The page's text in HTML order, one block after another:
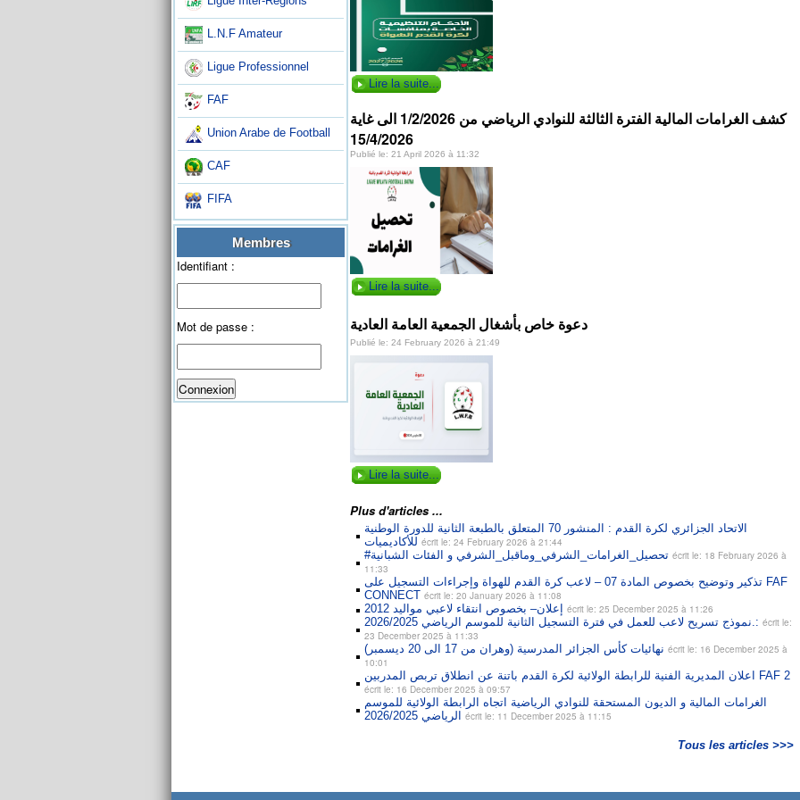
L.N.F Amateur
Ligue Professionnel
FAF
Union Arabe de Football
CAF
FIFA
Membres
Identifiant :
Mot de passe :
Lire la suite...
كشف الغرامات المالية الفترة الثالثة للنوادي الرياضي من 1/2/2026 الى غاية
15/4/2026
Publié le: 21 April 2026 à 11:32
Lire la suite...
دعوة خاص بأشغال الجمعية العامة العادية
Publié le: 24 February 2026 à 21:49
Lire la suite...
Plus d'articles ...
الاتحاد الجزائري لكرة القدم : المنشور 70 المتعلق بالطبعة الثانية للدورة الوطنية
écrit le: 24 February 2026 à 21:44
écrit le: 18 February 2026 à
11:33
تذكير وتوضيح بخصوص المادة 07 – لاعب كرة القدم للهواة وإجراءات التسجيل على FAF
CONNECT écrit le: 20 January 2026 à 11:08
écrit le: 25 December 2025 à 11:26
نموذج تسريح لاعب للعمل في فترة التسجيل الثانية للموسم الرياضي 2026/2025.: écrit le:
23 December 2025 à 11:33
écrit le: 16 December 2025 à
10:01
اعلان المديرية الفنية للرابطة الولائية لكرة القدم باتنة عن انطلاق تربص المدربين FAF 2
écrit le: 16 December 2025 à 09:57
الغرامات المالية و الديون المستحقة للنوادي الرياضية اتجاه الرابطة الولائية للموسم
écrit le: 11 December 2025 à 11:15
Tous les articles >>>